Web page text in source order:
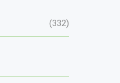
(332)